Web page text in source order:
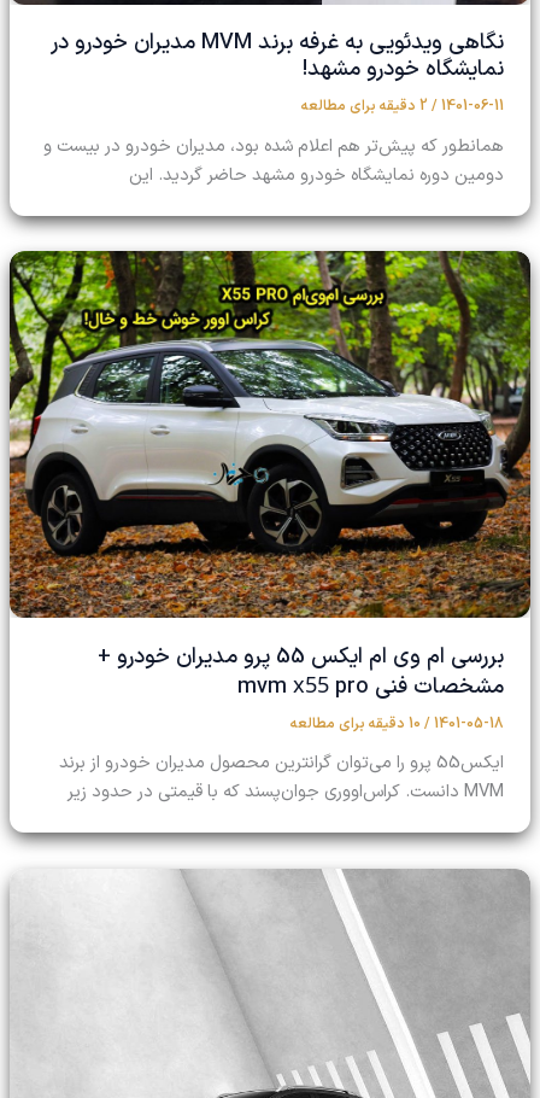
نگاهی ویدئویی به غرفه برند MVM مدیران خودرو در
نمایشگاه خودرو مشهد!
1401-06-11
/ 2 دقیقه برای مطالعه
همانطور که پیش‌تر هم اعلام شده بود، مدیران خودرو در بیست و
دومین دوره نمایشگاه خودرو مشهد حاضر گردید. این
بررسی ام وی ام ایکس 55 پرو مدیران خودرو +
مشخصات فنی mvm
x55 pro
1401-05-18
/ 10 دقیقه برای مطالعه
ایکس55 پرو را می‌توان گرانترین محصول مدیران خودرو از برند
MVM دانست. کراس‌اووری جوان‌پسند که با قیمتی در حدود زیر